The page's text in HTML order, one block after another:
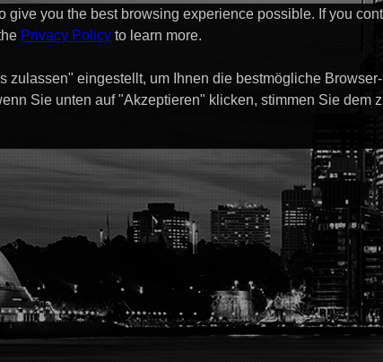
you the best browsing experience possible. If you
Privacy Policy to learn more.
eingestellt, um Ihnen die bestmögliche
Sie unten auf "Akzeptieren" klicken, stimmen Sie dem